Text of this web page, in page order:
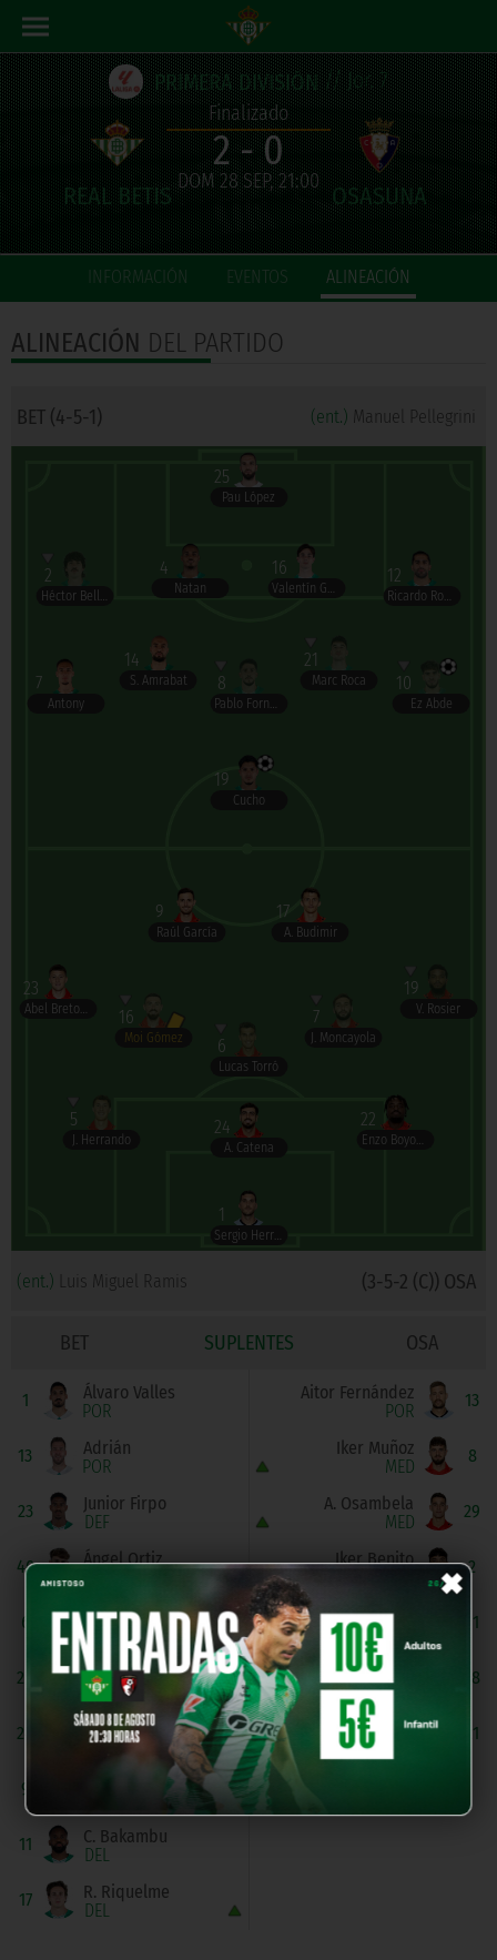
PRIMERA DIVISIÓN// Jor. 7
Finalizado
2 - 0
DOM 28 SEP, 21:00
INFORMACIÓN EVENTOS ALINEACIÓN
×
ALINEACIÓN DEL PARTIDO
BET (4-5-1) (ent.) Manuel Pellegrini
(ent.) Luis Miguel Ramis (3-5-2 (C)) OSA
25
Pau López
16
Valentín Gómez
4
Natan
12
Ricardo Rodríguez
2
Héctor Bellerín
21
Marc Roca
14
S. Amrabat 8
Pablo Fornals
10
Ez Abde
7
Antony
19
Cucho
1
Sergio Herrera
24
A. Catena
5
J. Herrando
22
Enzo Boyomo
6
Lucas Torró
16
Moi Gómez
7
J. Moncayola
23
Abel Bretones
19
V. Rosier
9
Raúl García
17
A. Budimir
BET SUPLENTES OSA
1
POR
Álvaro Valles
13
POR
Adrián
23
DEF
Junior Firpo
40 Ángel Ortiz
6
MED
Sergi Altimira
20
MED
G. Lo Celso
24
DEL
Aitor Ruibal
9
11
DEL
C. Bakambu
17
DEL
R. Riquelme
13
POR
Aitor Fernández
8
MED
Iker Muñoz
29
MED
A. Osambela
2
Iker Benito
11
Kike Barja
18
DEL
S. Becker
21
Víctor Muñoz